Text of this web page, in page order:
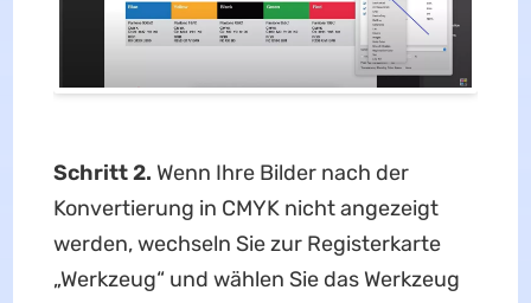
Schritt 2. Wenn Ihre Bilder nach der
Konvertierung in CMYK nicht angezeigt
werden, wechseln Sie zur Registerkarte
„Werkzeug“ und wählen Sie das Werkzeug